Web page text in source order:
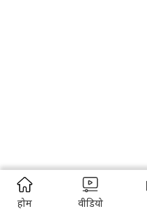
होम वीडियो